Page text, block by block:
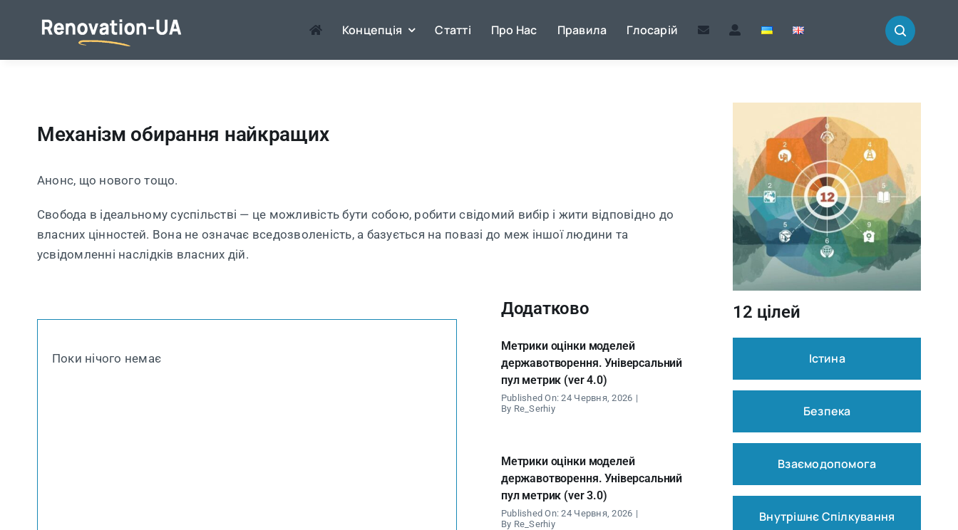
Концепція Статті Про Нас Правила Глосарій
Механізм обирання найкращих
Анонс, що нового тощо.
Свобода в ідеальному суспільстві — це можливість бути собою, робити свідомий вибір і жити відповідно до
власних цінностей. Вона не означає вседозволеність, а базується на повазі до меж іншої людини та
усвідомленні наслідків власних дій.
Поки нічого немає
Додатково
Метрики оцінки моделей
державотворення. Універсальний
пул метрик (ver 4.0)
Published On: 24 Червня, 2026 |
By Re_Serhiy
Метрики оцінки моделей
державотворення. Універсальний
пул метрик (ver 3.0)
Published On: 24 Червня, 2026 |
By Re_Serhiy
12 цілей
Істина
Безпека
Взаємодопомога
Внутрішнє Спілкування